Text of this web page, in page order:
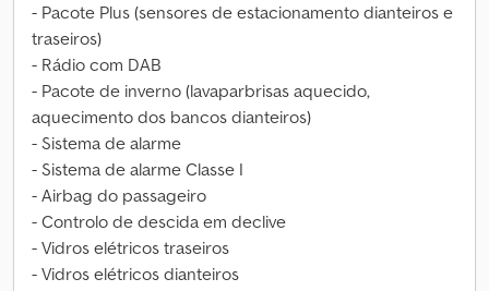
- Pacote Plus (sensores de estacionamento dianteiros e
traseiros)
- Rádio com DAB
- Pacote de inverno (lavaparbrisas aquecido,
aquecimento dos bancos dianteiros)
- Sistema de alarme
- Sistema de alarme Classe I
- Airbag do passageiro
- Controlo de descida em declive
- Vidros elétricos traseiros
- Vidros elétricos dianteiros